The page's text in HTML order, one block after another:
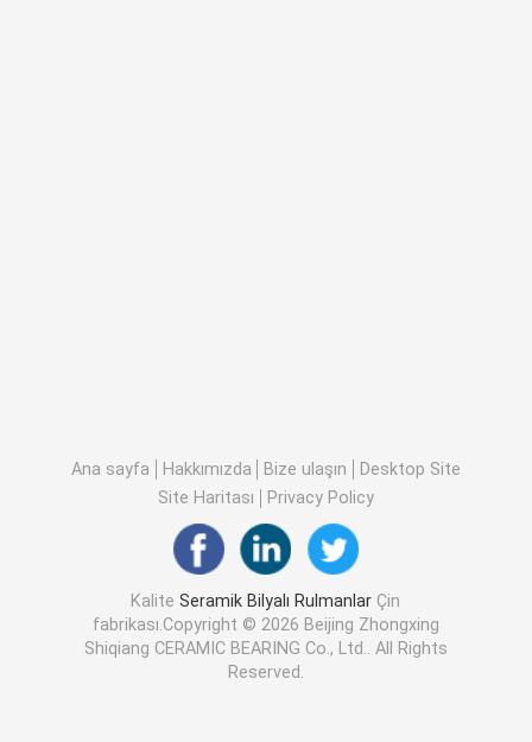
Ana sayfa Hakkımızda Bize ulaşın
Desktop Site
Site Haritası
Privacy Policy
KaliteSeramik Bilyalı Rulmanlar Çin
fabrikası.Copyright © 2026 Beijing Zhongxing
Shiqiang CERAMIC BEARING Co., Ltd.. All Rights
Reserved.